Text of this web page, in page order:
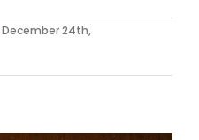
December 24th,